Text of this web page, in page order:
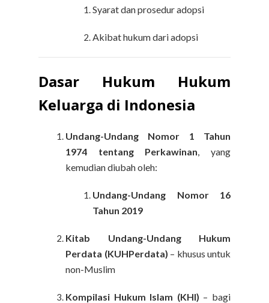
Syarat dan prosedur adopsi
Akibat hukum dari adopsi
Dasar Hukum Hukum
Keluarga di Indonesia
Undang-Undang Nomor 1 Tahun
1974 tentang Perkawinan, yang
kemudian diubah oleh:
Undang-Undang Nomor 16
Tahun 2019
Kitab Undang-Undang Hukum
Perdata (KUHPerdata) – khusus untuk
non-Muslim
Kompilasi Hukum Islam (KHI) – bagi